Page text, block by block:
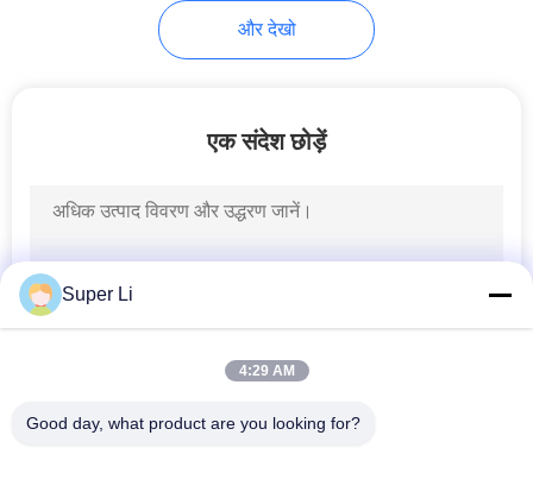
ग्रीनहाउस इंटेलिजेंट
सिंचाई उर्वरक प्रणाली
2
और देखो
एक संदेश छोड़ें
Super Li
4:29 AM
Good day, what product are you looking for?